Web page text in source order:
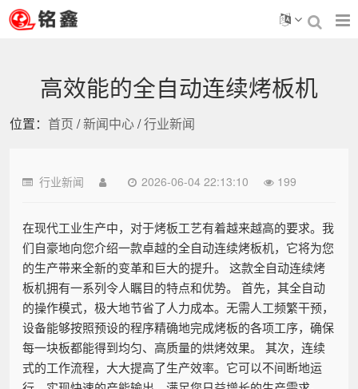
高效能的全自动连续烤板机
位置： 首页 /新闻中心/行业新闻
行业新闻 2026-06-04 22:13:10 199
在现代工业生产中，对于烤板工艺有着越来越高的要求。我
们自豪地向您介绍一款卓越的全自动连续烤板机，它将为您
的生产带来全新的变革和巨大的提升。 这款全自动连续烤
板机拥有一系列令人瞩目的特点和优势。 首先，其全自动
的操作模式，极大地节省了人力成本。无需人工频繁干预，
设备能够按照预设的程序精确地完成烤板的各项工序，确保
每一块板都能得到均匀、高质量的烘烤效果。 其次，连续
式的工作流程，大大提高了生产效率。它可以不间断地运